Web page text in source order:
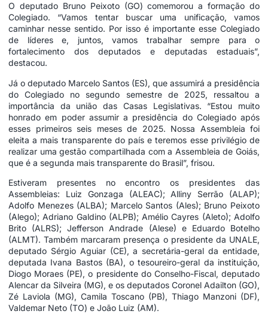
O deputado Bruno Peixoto (GO) comemorou a formação do
Colegiado. “Vamos tentar buscar uma unificação, vamos
caminhar nesse sentido. Por isso é importante esse Colegiado
de líderes e, juntos, vamos trabalhar sempre para o
fortalecimento dos deputados e deputadas estaduais”,
destacou.
Já o deputado Marcelo Santos (ES), que assumirá a presidência
do Colegiado no segundo semestre de 2025, ressaltou a
importância da união das Casas Legislativas. “Estou muito
honrado em poder assumir a presidência do Colegiado após
esses primeiros seis meses de 2025. Nossa Assembleia foi
eleita a mais transparente do país e teremos esse privilégio de
realizar uma gestão compartilhada com a Assembleia de Goiás,
que é a segunda mais transparente do Brasil”, frisou.
Estiveram presentes no encontro os presidentes das
Assembleias: Luiz Gonzaga (ALEAC); Alliny Serrão (ALAP);
Adolfo Menezes (ALBA); Marcelo Santos (Ales); Bruno Peixoto
(Alego); Adriano Galdino (ALPB); Amélio Cayres (Aleto); Adolfo
Brito (ALRS); Jefferson Andrade (Alese) e Eduardo Botelho
(ALMT). Também marcaram presença o presidente da UNALE,
deputado Sérgio Aguiar (CE), a secretária-geral da entidade,
deputada Ivana Bastos (BA), o tesoureiro-geral da instituição,
Diogo Moraes (PE), o presidente do Conselho-Fiscal, deputado
Alencar da Silveira (MG), e os deputados Coronel Adailton (GO),
Zé Laviola (MG), Camila Toscano (PB), Thiago Manzoni (DF),
Valdemar Neto (TO) e João Luiz (AM).